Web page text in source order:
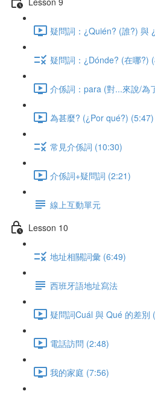
疑問詞：¿Quién? (誰?) 與
疑問詞：¿Dónde? (在哪?)
介係詞：para (對...來說/為
為甚麼? (¿Por qué?) (5:47)
常見介係詞 (10:30)
介係詞+疑問詞 (2:21)
線上互動單元
Lesson 10
地址相關詞彙 (6:49)
西班牙語地址寫法
疑問詞Cuál 與 Qué 的差別
電話訪問 (2:48)
我的家庭 (7:56)